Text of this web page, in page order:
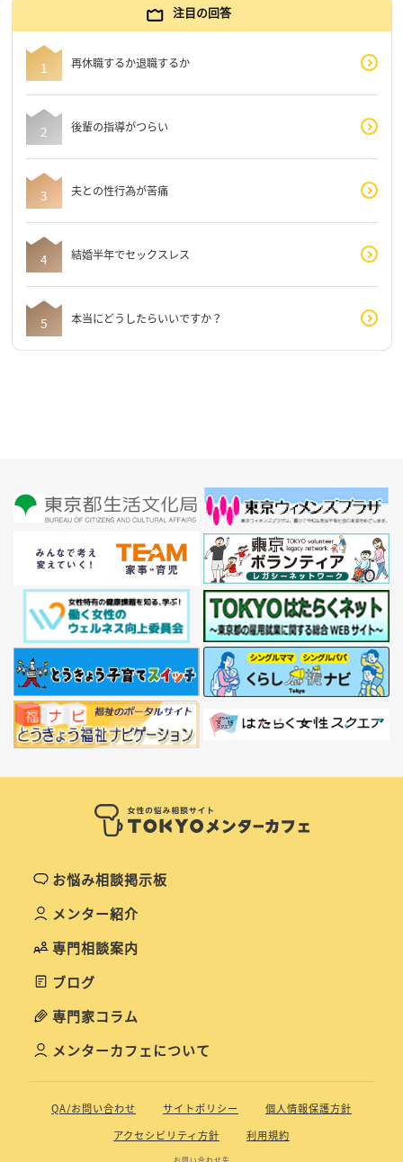
注目の回答
再休職するか退職するか
後輩の指導がつらい
夫との性行為が苦痛
結婚半年でセックスレス
本当にどうしたらいいですか？
お悩み相談掲示板
メンター紹介
専門相談案内
ブログ
専門家コラム
メンターカフェについて
QA/お問い合わせ サイトポリシー
個人情報保護方針
アクセシビリティ方針
利用規約
お問い合わせ先